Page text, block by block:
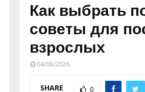
Как выбрать
советы для
взрослых
04/06/2026
SHARE 0